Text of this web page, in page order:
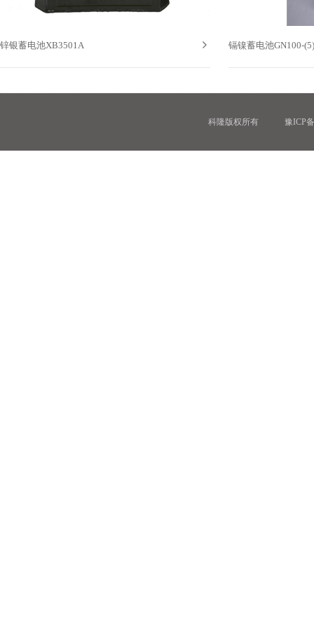
锌银蓄电池XB3501A  镉镍蓄电池GN100-(5)
科隆版权所有 豫ICP